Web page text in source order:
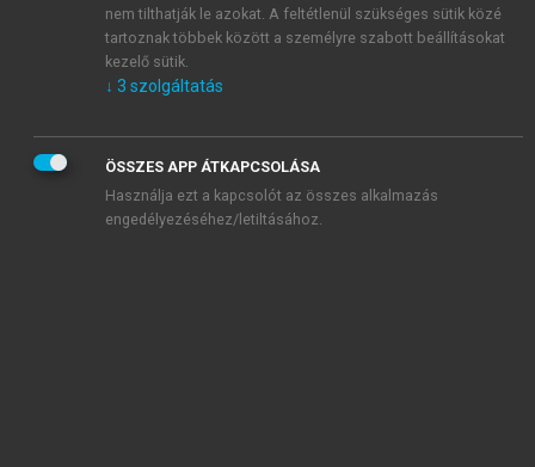
mersz.huoldalak licencszerződéseiben foglaltakat
tudomásul veszem és elfogadom.
KIPRÓBÁLOM
nem tilthatják le azokat. A feltétlenül szükséges sütik közé
tartoznak többek között a személyre szabott beállításokat
kezelő sütik.
↓ 3 szolgáltatás
ÖSSZES APP ÁTKAPCSOLÁSA
Használja ezt a kapcsolót az összes alkalmazás
engedélyezéséhez/letiltásához.